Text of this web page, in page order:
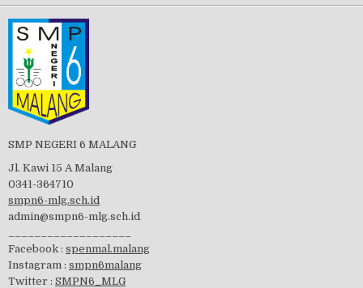
Tes Matrikulasi 2019
visitasi PPK 2019
SMP NEGERI 6 MALANG
Jl. Kawi 15 A Malang
0341-364710
smpn6-mlg.sch.id
admin@smpn6-mlg.sch.id
Facebook : spenmal.malang
Instagram : smpn6malang
Twitter : SMPN6_MLG